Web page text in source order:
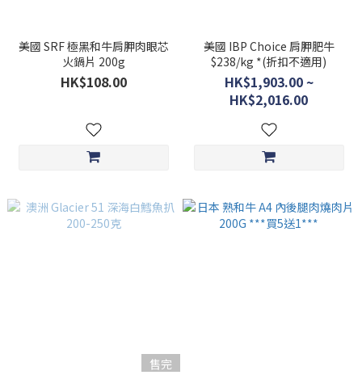
美國 SRF 極黑和牛肩胛肉眼芯
火鍋片 200g
HK$108.00
美國 IBP Choice 肩胛肥牛
$238/kg *(折扣不適用)
HK$1,903.00 ~
HK$2,016.00
售完